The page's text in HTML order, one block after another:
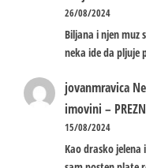
26/08/2024
Biljana i njen muz
neka ide da pljuje
jovanmravica
imovini –
15/08/2024
Kao drasko jelena